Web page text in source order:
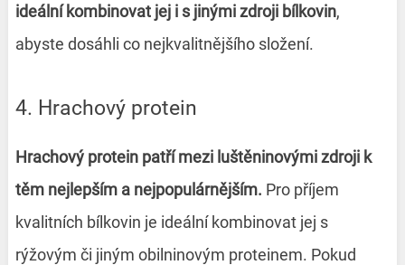
ideální kombinovat jej i s jinými zdroji bílkovin,
abyste dosáhli co nejkvalitnějšího složení.
4. Hrachový protein
Hrachový protein patří mezi luštěninovými zdroji k
těm nejlepším a nejpopulárnějším. Pro příjem
kvalitních bílkovin je ideální kombinovat jej s
rýžovým či jiným obilninovým proteinem. Pokud